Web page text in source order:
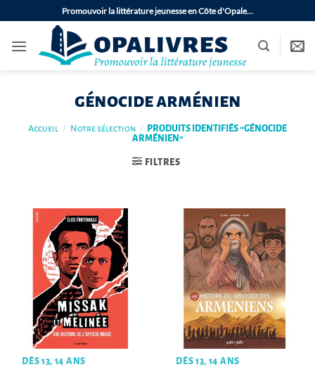
au
contenu
Promouvoir la littérature jeunesse en Côte d'Opale…
génocide arménien
Accueil / Notre sélection /
PRODUITS IDENTIFIÉS “GÉNOCIDE
ARMÉNIEN”
FILTRES
DÈS 13, 14 ANS DÈS 13, 14 ANS